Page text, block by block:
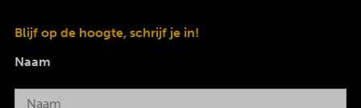
Blijf op de hoogte, schrijf je in!
Naam